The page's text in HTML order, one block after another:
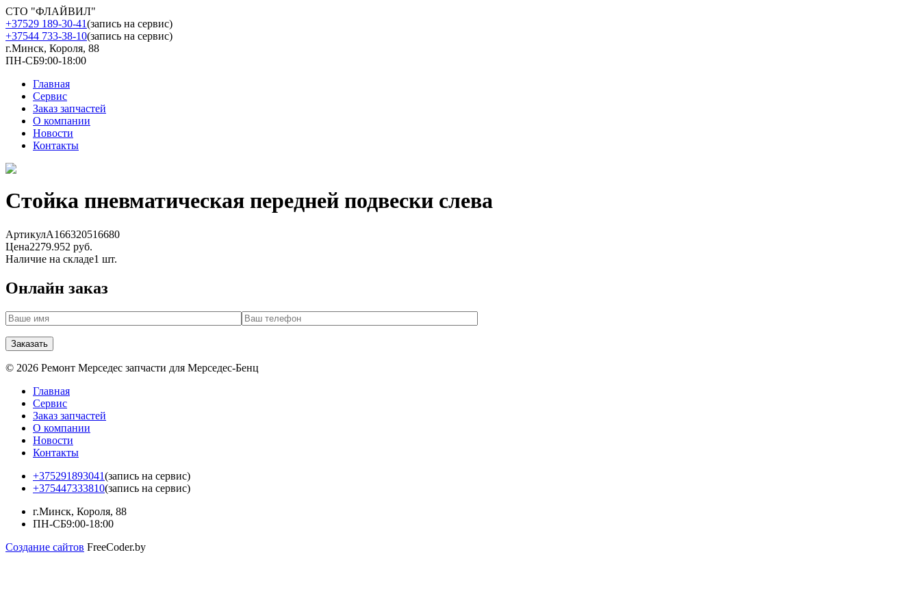
СТО "ФЛАЙВИЛ"
+37529 189-30-41(запись на сервис)
+37544 733-38-10(запись на сервис)
г.Минск, Короля, 88
ПН-СБ9:00-18:00
Главная
Сервис
Заказ запчастей
О компании
Новости
Контакты
Стойка пневматическая передней подвески слева
АртикулA166320516680
Цена2279.952 руб.
Наличие на складе1 шт.
Онлайн заказ
© 2026 Ремонт Мерседес запчасти для Мерседес-Бенц
Главная
Сервис
Заказ запчастей
О компании
Новости
Контакты
+375291893041(запись на сервис)
+375447333810(запись на сервис)
г.Минск, Короля, 88
ПН-СБ9:00-18:00
Создание сайтов FreeCoder.by